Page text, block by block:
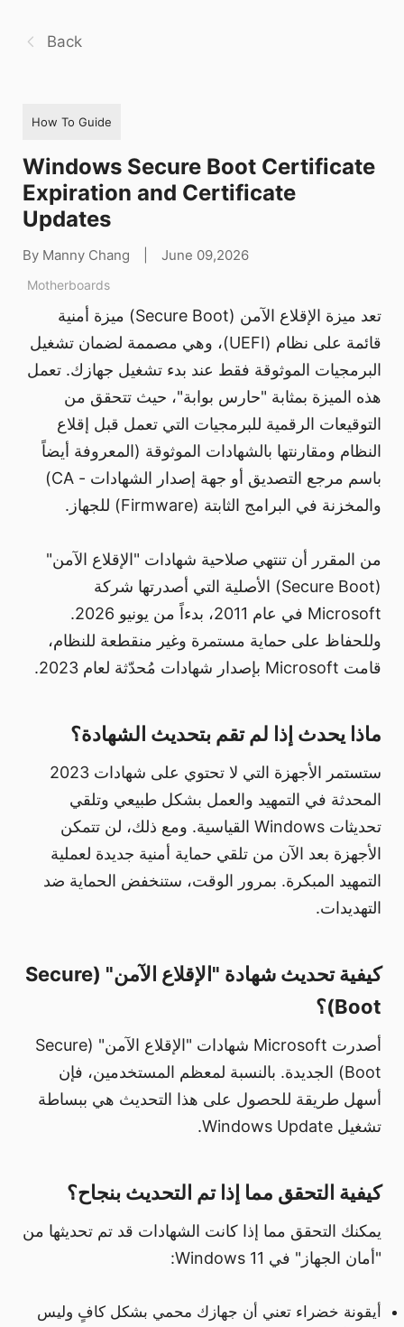
Back
How To Guide
Windows Secure Boot Certificate
Expiration and Certificate
Updates
By Manny Chang June 09,2026
Motherboards
تعد ميزة الإقلاع الآمن (Secure Boot) ميزة أمنية
قائمة على نظام (UEFI)، وهي مصممة لضمان تشغيل
البرمجيات الموثوقة فقط عند بدء تشغيل جهازك. تعمل
هذه الميزة بمثابة "حارس بوابة"، حيث تتحقق من
التوقيعات الرقمية للبرمجيات التي تعمل قبل إقلاع
النظام ومقارنتها بالشهادات الموثوقة (المعروفة أيضاً
باسم مرجع التصديق أو جهة إصدار الشهادات - CA)
والمخزنة في البرامج الثابتة (Firmware) للجهاز.
من المقرر أن تنتهي صلاحية شهادات "الإقلاع الآمن"
(Secure Boot) الأصلية التي أصدرتها شركة
Microsoft في عام 2011، بدءاً من يونيو 2026.
وللحفاظ على حماية مستمرة وغير منقطعة للنظام،
قامت Microsoft بإصدار شهادات مُحدّثة لعام 2023.
ماذا يحدث إذا لم تقم بتحديث الشهادة؟
ستستمر الأجهزة التي لا تحتوي على شهادات 2023
المحدثة في التمهيد والعمل بشكل طبيعي وتلقي
تحديثات Windows القياسية. ومع ذلك، لن تتمكن
الأجهزة بعد الآن من تلقي حماية أمنية جديدة لعملية
التمهيد المبكرة. بمرور الوقت، ستنخفض الحماية ضد
التهديدات.
كيفية تحديث شهادة "الإقلاع الآمن" (Secure
Boot)؟
أصدرت Microsoft شهادات "الإقلاع الآمن" (Secure
Boot) الجديدة. بالنسبة لمعظم المستخدمين، فإن
أسهل طريقة للحصول على هذا التحديث هي ببساطة
تشغيل Windows Update.
كيفية التحقق مما إذا تم التحديث بنجاح؟
يمكنك التحقق مما إذا كانت الشهادات قد تم تحديثها من
"أمان الجهاز" في Windows 11:
أيقونة خضراء تعني أن جهازك محمي بشكل كافٍ وليس